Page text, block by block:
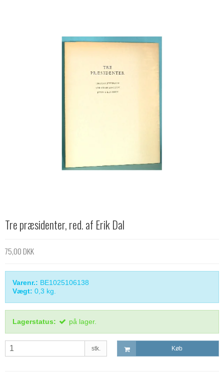
Tre præsidenter, red. af Erik Dal
75,00 DKK
Varenr.: BE1025106138
Vægt: 0,3 kg.
Lagerstatus: på lager.
stk. Køb